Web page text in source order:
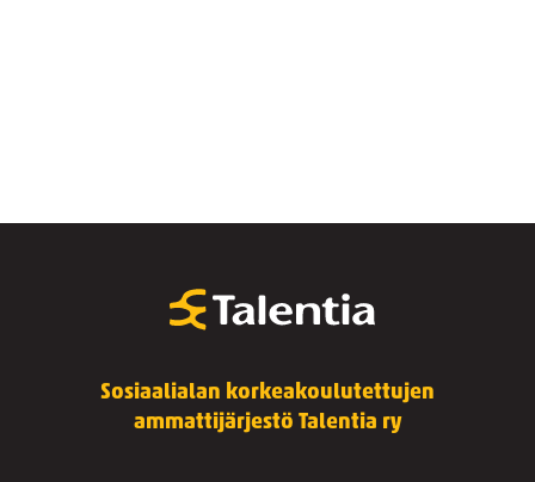
Sosiaalialan korkeakoulutettujen
ammattijärjestö Talentia ry